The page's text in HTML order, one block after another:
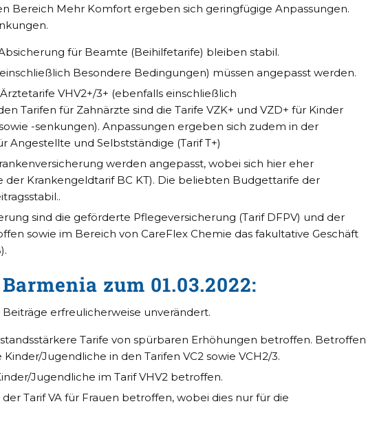
Bereich Mehr Komfort ergeben sich geringfügige Anpassungen.
für Beamte (Beihilfetarife) bleiben stabil.
Besondere Bedingungen) müssen angepasst werden.
VHV2+/3+ (ebenfalls einschließlich
Tarifen für Zahnärzte sind die Tarife VZK+ und VZD+ für Kinder
-senkungen). Anpassungen ergeben sich zudem in der
Angestellte und Selbstständige (Tarif T+)
werden angepasst, wobei sich hier eher
Krankengeldtarif BC KT). Die beliebten Budgettarife der
sind die geförderte Pflegeversicherung (Tarif DFPV) und der
sowie im Bereich von CareFlex Chemie das fakultative Geschäft
zum 01.03.2022:
erfreulicherweise unverändert.
Tarife von spürbaren Erhöhungen betroffen. Betroffen
Jugendliche in den Tarifen VC2 sowie VCH2/3.
Jugendliche im Tarif VHV2 betroffen.
Tarif VA für Frauen betroffen, wobei dies nur für die